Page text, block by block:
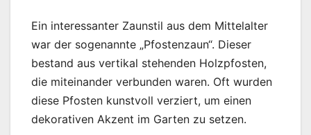
Ein interessanter Zaunstil aus dem Mittelalter
war der sogenannte „Pfostenzaun“. Dieser
bestand aus vertikal stehenden Holzpfosten,
die miteinander verbunden waren. Oft wurden
diese Pfosten kunstvoll verziert, um einen
dekorativen Akzent im Garten zu setzen.